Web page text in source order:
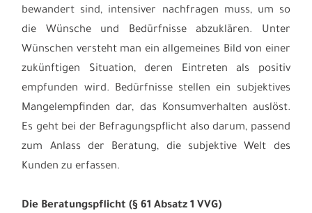
bewandert sind, intensiver nachfragen muss, um so
die Wünsche und Bedürfnisse abzuklären. Unter
Wünschen versteht man ein allgemeines Bild von einer
zukünftigen Situation, deren Eintreten als positiv
empfunden wird. Bedürfnisse stellen ein subjektives
Mangelempfinden dar, das Konsumverhalten auslöst.
Es geht bei der Befragungspflicht also darum, passend
zum Anlass der Beratung, die subjektive Welt des
Kunden zu erfassen.
Die Beratungspflicht (§ 61 Absatz 1 VVG)